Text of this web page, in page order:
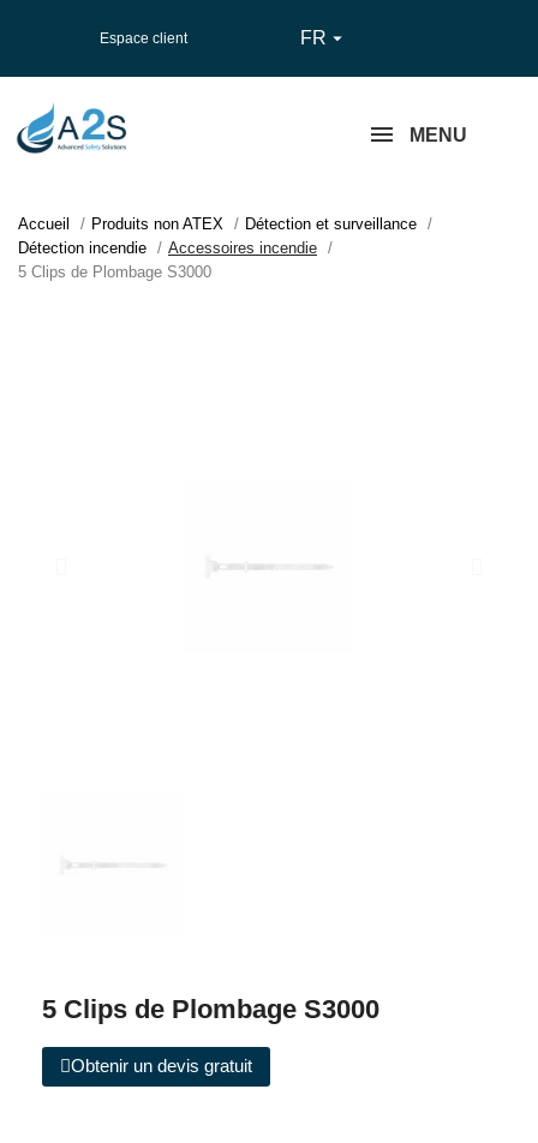
Espace client FR 
MENU
Accueil Produits non ATEX
Détection et surveillance
Détection incendie
Accessoires incendie
5 Clips de Plombage S3000
5 Clips de Plombage S3000
Obtenir un devis gratuit